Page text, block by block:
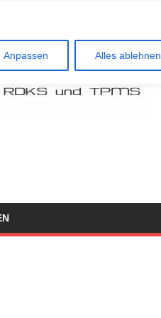
Anpassen Alles ablehnen